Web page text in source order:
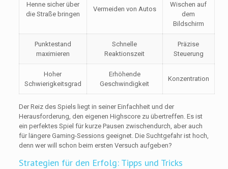
Henne sicher über
die Straße bringen
Vermeiden von Autos
Wischen auf
dem
Bildschirm
Punktestand
maximieren
Schnelle
Reaktionszeit
Präzise
Steuerung
Hoher
Schwierigkeitsgrad
Erhöhende
Geschwindigkeit
Konzentration
Der Reiz des Spiels liegt in seiner Einfachheit und der
Herausforderung, den eigenen Highscore zu übertreffen. Es ist
ein perfektes Spiel für kurze Pausen zwischendurch, aber auch
für längere Gaming-Sessions geeignet. Die Suchtgefahr ist hoch,
denn wer will schon beim ersten Versuch aufgeben?
Strategien für den Erfolg: Tipps und Tricks